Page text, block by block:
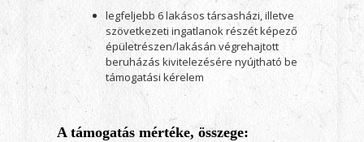
legfeljebb 6 lakásos társasházi, illetve
szövetkezeti ingatlanok részét képező
épületrészen/lakásán végrehajtott
beruházás kivitelezésére nyújtható be
támogatási kérelem
A támogatás mértéke, összege: